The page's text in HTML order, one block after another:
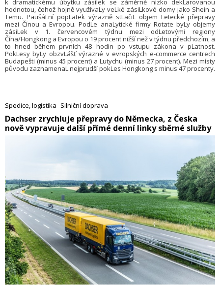
k dramatickému úbytku zásilek se záměrně nízko dekLarovanou
hodnotou, čehož hojně využívaLy veLké zásiLkové domy jako Shein a
Temu. PaušáLní popLatek výrazně stLačiL objem Letecké přepravy
mezi Čínou a Evropou. PodLe anaLytické firmy Rotate byLy objemy
zásiLek v 1. červencovém týdnu mezi odLetovými regiony
Čína/Hongkong a Evropou o 19 procent nižší než v týdnu předchozím, a
to hned během prvních 48 hodin po vstupu zákona v pLatnost.
PokLesy byLy obzvLášť výrazné v evropských e-commerce centrech
Budapešti (minus 45 procent) a Lutychu (minus 27 procent). Mezi místy
původu zaznamenaL nejprudší pokLes Hongkong s minus 47 procenty.
Spedice, logistika Silniční doprava
​Dachser zrychluje přepravy do Německa, z Česka
nově vypravuje další přímé denní linky sběrné služby